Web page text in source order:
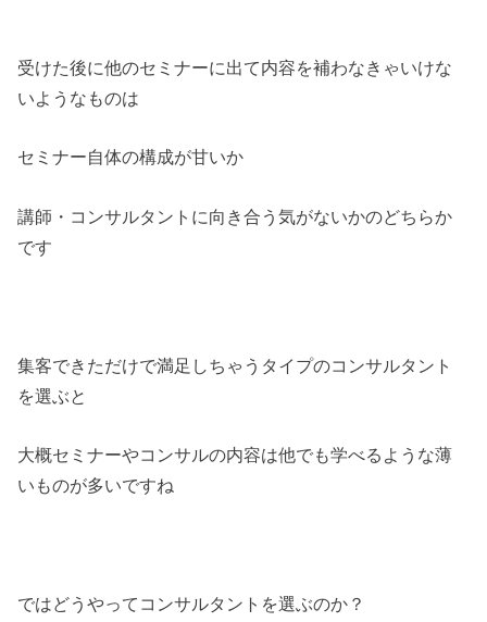
受けた後に他のセミナーに出て内容を補わなきゃいけな
いようなものは
セミナー自体の構成が甘いか
講師・コンサルタントに向き合う気がないかのどちらか
です
集客できただけで満足しちゃうタイプのコンサルタント
を選ぶと
大概セミナーやコンサルの内容は他でも学べるような薄
いものが多いですね
ではどうやってコンサルタントを選ぶのか？